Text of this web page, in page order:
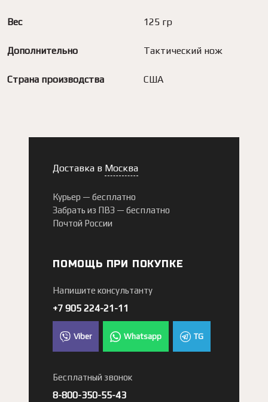
Вес 125 гр
Дополнительно Тактический нож
Страна производства США
Доставка в Москва
Курьер — бесплатно
Забрать из ПВЗ — бесплатно
Почтой России
ПОМОЩЬ ПРИ ПОКУПКЕ
Напишите консультанту
+7 905 224-21-11
Viber Whatsapp TG
Бесплатный звонок
8-800-350-55-43